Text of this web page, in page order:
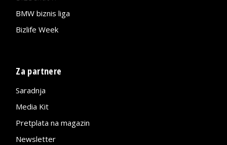
BMW biznis liga
Bizlife Week
Za partnere
Saradnja
Media Kit
Pretplata na magazin
Newsletter